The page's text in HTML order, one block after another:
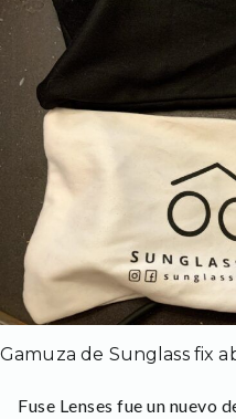
Gamuza de Sunglass fix
Fuse Lenses fue un nuevo